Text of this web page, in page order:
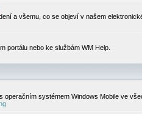
a všemu, co se objeví v našem
portálu nebo ke službám WM Help.
operačním systémem Windows Mobile ve